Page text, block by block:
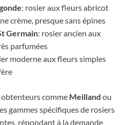
: rosier aux fleurs abricot
crème, presque sans épines
Germain: rosier ancien aux
parfumées
moderne aux fleurs simples
comme Meilland ou
gammes spécifiques de rosiers
répondant à la demande